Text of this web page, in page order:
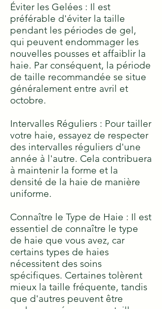
Éviter les Gelées : Il est
préférable d'éviter la taille
pendant les périodes de gel,
qui peuvent endommager les
nouvelles pousses et affaiblir la
haie. Par conséquent, la période
de taille recommandée se situe
généralement entre avril et
octobre.
Intervalles Réguliers : Pour tailler
votre haie, essayez de respecter
des intervalles réguliers d'une
année à l'autre. Cela contribuera
à maintenir la forme et la
densité de la haie de manière
uniforme.
Connaître le Type de Haie : Il est
essentiel de connaître le type
de haie que vous avez, car
certains types de haies
nécessitent des soins
spécifiques. Certaines tolèrent
mieux la taille fréquente, tandis
que d'autres peuvent être